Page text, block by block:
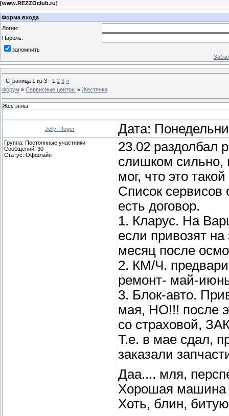
[www.REZZOclub.ru]
Форма входа
Логин:
Пароль:
запомнить
Страница 1 из 3 1 2 3 »
Форум » Сервисные центры » Жестянка
Жестянка
Jolly_Roger Дата:
Группа: Постоянные участники
Сообщений: 30
Статус: Оффлайн
23.02 раздолбал
слишком сильно,
мог, что это
Список сервисов
есть договор.
1. Кларус. На
если привозят
месяц после
2. КМ/Ч.
ремонт- май-
3. Блок-авто.
мая, НО!!! после
со страховой,
Т.е. в мае сдал,
заказали
Даа.... мля,
Хорошая машина
Хоть, блин,